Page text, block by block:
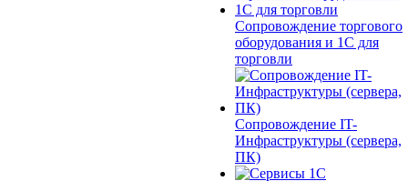
Сопровождение торгового
оборудования и 1С для
торговли
Сопровождение IT-
Инфраструктуры (сервера,
ПК)